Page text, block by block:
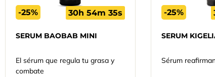
-25% 30h 54m 34s
SERUM BAOBAB MINI
El sérum que regula tu grasa y
combate
-25%
SERUM
Sérum